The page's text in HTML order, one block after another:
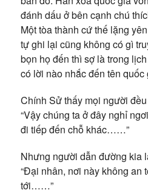
đánh dấu ở bên cạnh chú
Một tòa thành cứ thế lặng
tự ghi lại cũng không có gì
bọn họ đến thì sợ là trong
có lời nào nhắc đến tên quốc
Chính Sử thấy mọi người
“Vậy chúng ta ở đây nghỉ
đi tiếp đến chỗ khác……”
Nhưng người dẫn đường kia
“Đại nhân, nơi này không an
tới……”